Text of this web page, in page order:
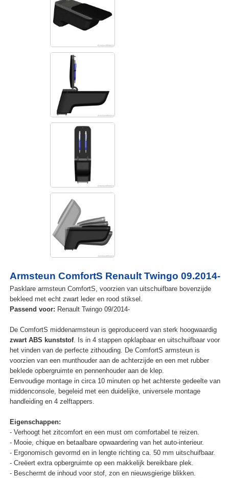
Armsteun ComfortS Renault Twingo 09.2014-
Pasklare armsteun ComfortS, voorzien van uitschuifbare bovenzijde
bekleed met echt zwart leder en rood stiksel.
Passend voor: Renault Twingo 09/2014-
De ComfortS middenarmsteun is geproduceerd van sterk hoogwaardig
zwart ABS kunststof. Is in 4 stappen opklapbaar en uitschuifbaar voor
het vinden van de perfecte zithouding. De ComfortS armsteun is
voorzien van een munthouder aan de achterzijde en een met rubber
beklede opbergruimte en pennenhouder aan de klep.
Eenvoudige montage in circa 10 minuten op het achterste gedeelte van
middenconsole, begeleid met een duidelijke, universele montage
handleiding en 4 zelftappers.
Eigenschappen:
- Verhoogt het zitcomfort en een must om comfortabel te reizen.
- Mooie, chique en betaalbare opwaardering van het auto-interieur.
- Ergonomisch gevormd en in lengte richting ca. 50 mm uitschuifbaar.
- Creëert extra opbergruimte op een makkelijk bereikbare plek.
- Beschermt de inhoud voor stof, zon en nieuwsgierige blikken.